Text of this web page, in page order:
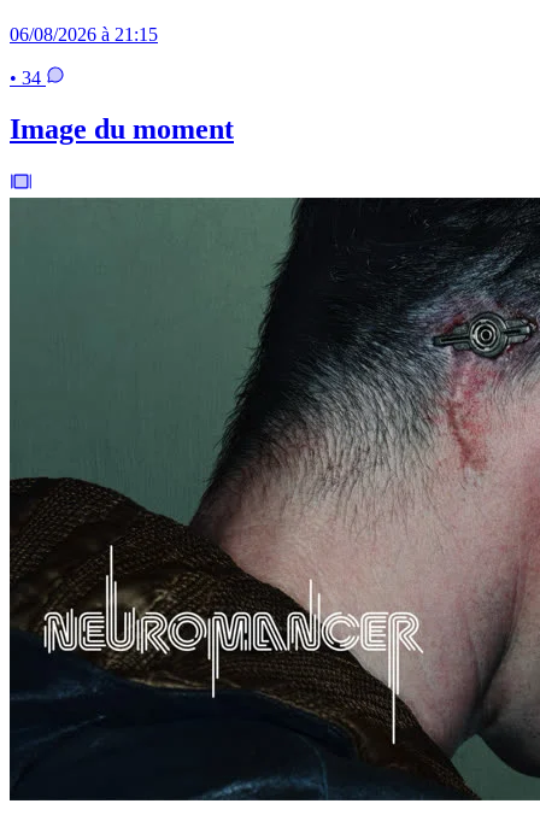
06/08/2026 à 21:15
• 34
Image du moment